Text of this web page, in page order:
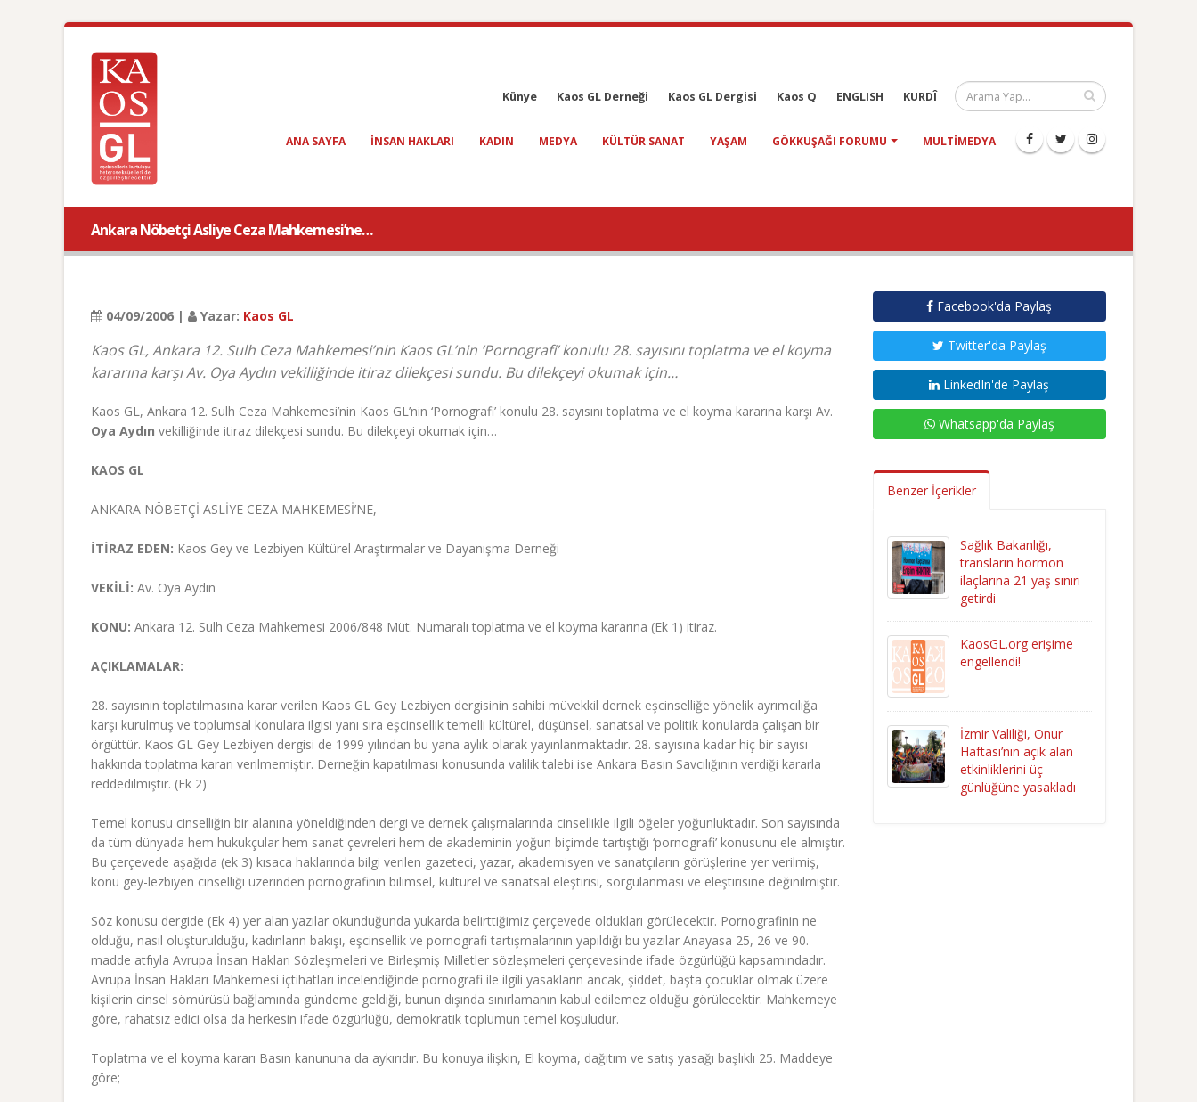
Künye Kaos GL Derneği Kaos GL Dergisi Kaos Q ENGLISH KURDÎ
ANA SAYFA INSAN HAKLARI KADIN MEDYA KÜLTÜR SANAT YAŞAM GÖKKUŞAĞI FORUMU MULTIMEDYA
Ankara Nöbetçi Asliye Ceza Mahkemesi’ne…
04/09/2006 | Yazar: Kaos GL
Kaos GL, Ankara 12. Sulh Ceza Mahkemesi’nin Kaos GL’nin ‘Pornografi’ konulu 28. sayısını toplatma ve el koyma
kararına karşı Av. Oya Aydın vekilliğinde itiraz dilekçesi sundu. Bu dilekçeyi okumak için…
Kaos GL, Ankara 12. Sulh Ceza Mahkemesi’nin Kaos GL’nin ‘Pornografi’ konulu 28. sayısını toplatma ve el koyma kararına karşı Av.
Oya Aydın vekilliğinde itiraz dilekçesi sundu. Bu dilekçeyi okumak için…
KAOS GL
ANKARA NÖBETÇİ ASLİYE CEZA MAHKEMESİ’NE,
İTİRAZ EDEN: Kaos Gey ve Lezbiyen Kültürel Araştırmalar ve Dayanışma Derneği
VEKİLİ: Av. Oya Aydın
KONU: Ankara 12. Sulh Ceza Mahkemesi 2006/848 Müt. Numaralı toplatma ve el koyma kararına (Ek 1) itiraz.
AÇIKLAMALAR:
28. sayısının toplatılmasına karar verilen Kaos GL Gey Lezbiyen dergisinin sahibi müvekkil dernek eşcinselliğe yönelik ayrımcılığa
karşı kurulmuş ve toplumsal konulara ilgisi yanı sıra eşcinsellik temelli kültürel, düşünsel, sanatsal ve politik konularda çalışan bir
örgüttür. Kaos GL Gey Lezbiyen dergisi de 1999 yılından bu yana aylık olarak yayınlanmaktadır. 28. sayısına kadar hiç bir sayısı
hakkında toplatma kararı verilmemiştir. Derneğin kapatılması konusunda valilik talebi ise Ankara Basın Savcılığının verdiği kararla
reddedilmiştir. (Ek 2)
Temel konusu cinselliğin bir alanına yöneldiğinden dergi ve dernek çalışmalarında cinsellikle ilgili öğeler yoğunluktadır. Son sayısında
da tüm dünyada hem hukukçular hem sanat çevreleri hem de akademinin yoğun biçimde tartıştığı ‘pornografi’ konusunu ele almıştır.
Bu çerçevede aşağıda (ek 3) kısaca haklarında bilgi verilen gazeteci, yazar, akademisyen ve sanatçıların görüşlerine yer verilmiş,
konu gey-lezbiyen cinselliği üzerinden pornografinin bilimsel, kültürel ve sanatsal eleştirisi, sorgulanması ve eleştirisine değinilmiştir.
Söz konusu dergide (Ek 4) yer alan yazılar okunduğunda yukarda belirttiğimiz çerçevede oldukları görülecektir. Pornografinin ne
olduğu, nasıl oluşturulduğu, kadınların bakışı, eşcinsellik ve pornografi tartışmalarının yapıldığı bu yazılar Anayasa 25, 26 ve 90.
madde atfıyla Avrupa İnsan Hakları Sözleşmeleri ve Birleşmiş Milletler sözleşmeleri çerçevesinde ifade özgürlüğü kapsamındadır.
Avrupa İnsan Hakları Mahkemesi içtihatları incelendiğinde pornografi ile ilgili yasakların ancak, şiddet, başta çocuklar olmak üzere
kişilerin cinsel sömürüsü bağlamında gündeme geldiği, bunun dışında sınırlamanın kabul edilemez olduğu görülecektir. Mahkemeye
göre, rahatsız edici olsa da herkesin ifade özgürlüğü, demokratik toplumun temel koşuludur.
Toplatma ve el koyma kararı Basın kanununa da aykırıdır. Bu konuya ilişkin, El koyma, dağıtım ve satış yasağı başlıklı 25. Maddeye
göre;
Facebook'da Paylaş
Twitter'da Paylaş
LinkedIn'de Paylaş
Whatsapp'da Paylaş
Benzer İçerikler
Sağlık Bakanlığı,
transların hormon
ilaçlarına 21 yaş sınırı
getirdi
KaosGL.org erişime
engellendi!
İzmir Valiliği, Onur
Haftası’nın açık alan
etkinliklerini üç
günlüğüne yasakladı